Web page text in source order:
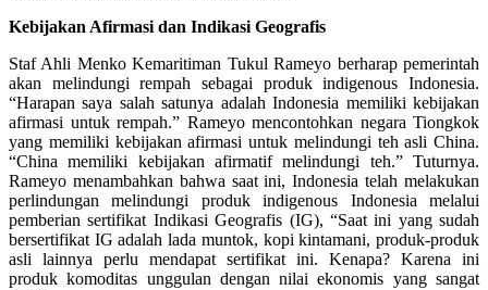
Kebijakan Afirmasi dan Indikasi Geografis
Staf Ahli Menko Kemaritiman Tukul Rameyo berharap pemerintah
akan melindungi rempah sebagai produk indigenous Indonesia.
“Harapan saya salah satunya adalah Indonesia memiliki kebijakan
afirmasi untuk rempah.” Rameyo mencontohkan negara Tiongkok
yang memiliki kebijakan afirmasi untuk melindungi teh asli China.
“China memiliki kebijakan afirmatif melindungi teh.” Tuturnya.
Rameyo menambahkan bahwa saat ini, Indonesia telah melakukan
perlindungan melindungi produk indigenous Indonesia melalui
pemberian sertifikat Indikasi Geografis (IG), “Saat ini yang sudah
bersertifikat IG adalah lada muntok, kopi kintamani, produk-produk
asli lainnya perlu mendapat sertifikat ini. Kenapa? Karena ini
produk komoditas unggulan dengan nilai ekonomis yang sangat